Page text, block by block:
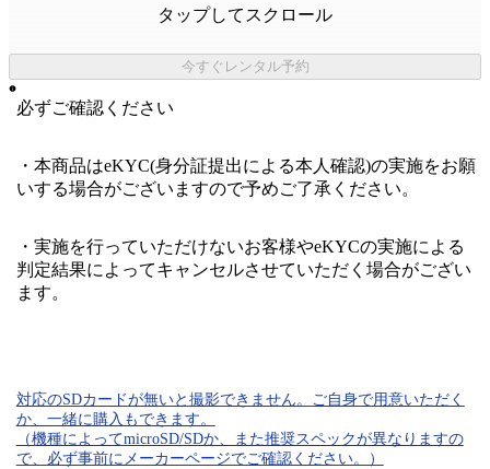
タップしてスクロール
今すぐレンタル予約
必ずご確認ください
・本商品はeKYC(身分証提出による本人確認)の実施をお願
いする場合がございますので予めご了承ください。
・実施を行っていただけないお客様やeKYCの実施による
判定結果によってキャンセルさせていただく場合がござい
ます。
対応のSDカードが無いと 撮影できません。 ご自身で用意いただく
か、一緒に購入もできます。
（機種によってmicroSD/SDか、また推奨スペックが異なりますの
で、必ず事前にメーカーページでご確認ください。）